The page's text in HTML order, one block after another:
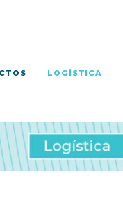
LOGÍSTICA